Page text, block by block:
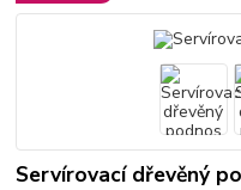
Servírovací dřevěný